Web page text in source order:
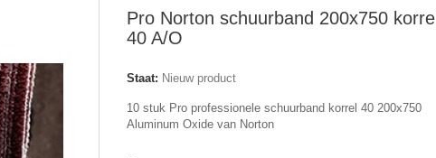
Pro Norton schuurband 200x750 korrel
40 A/O
Staat: Nieuw product
10 stuk Pro professionele schuurband korrel 40 200x750
Aluminum Oxide van Norton